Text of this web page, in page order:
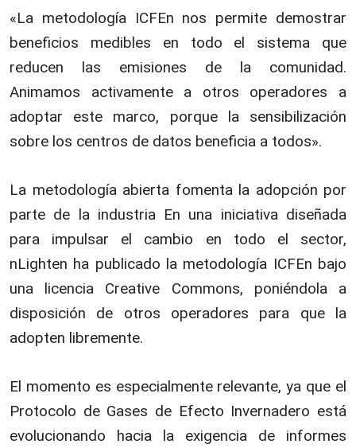
«La metodología ICFEn nos permite demostrar
beneficios medibles en todo el sistema que
reducen las emisiones de la comunidad.
Animamos activamente a otros operadores a
adoptar este marco, porque la sensibilización
sobre los centros de datos beneficia a todos».
La metodología abierta fomenta la adopción por
parte de la industria En una iniciativa diseñada
para impulsar el cambio en todo el sector,
nLighten ha publicado la metodología ICFEn bajo
una licencia Creative Commons, poniéndola a
disposición de otros operadores para que la
adopten libremente.
El momento es especialmente relevante, ya que el
Protocolo de Gases de Efecto Invernadero está
evolucionando hacia la exigencia de informes